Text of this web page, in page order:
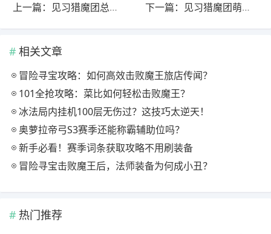
上一篇：见习猎魔团总结下新冰 下一篇：见习猎魔团萌新宝宝看过来
相关文章
冒险寻宝攻略：如何高效击败魔王旅店传闻？
101全抢攻略：菜比如何轻松击败魔王？
冰法局内挂机100层无伤过？这技巧太逆天！
奥萝拉帝弓S3赛季还能称霸辅助位吗？
新手必看！赛季词条获取攻略不用刷装备
冒险寻宝击败魔王后，法师装备为何成小丑？
热门推荐